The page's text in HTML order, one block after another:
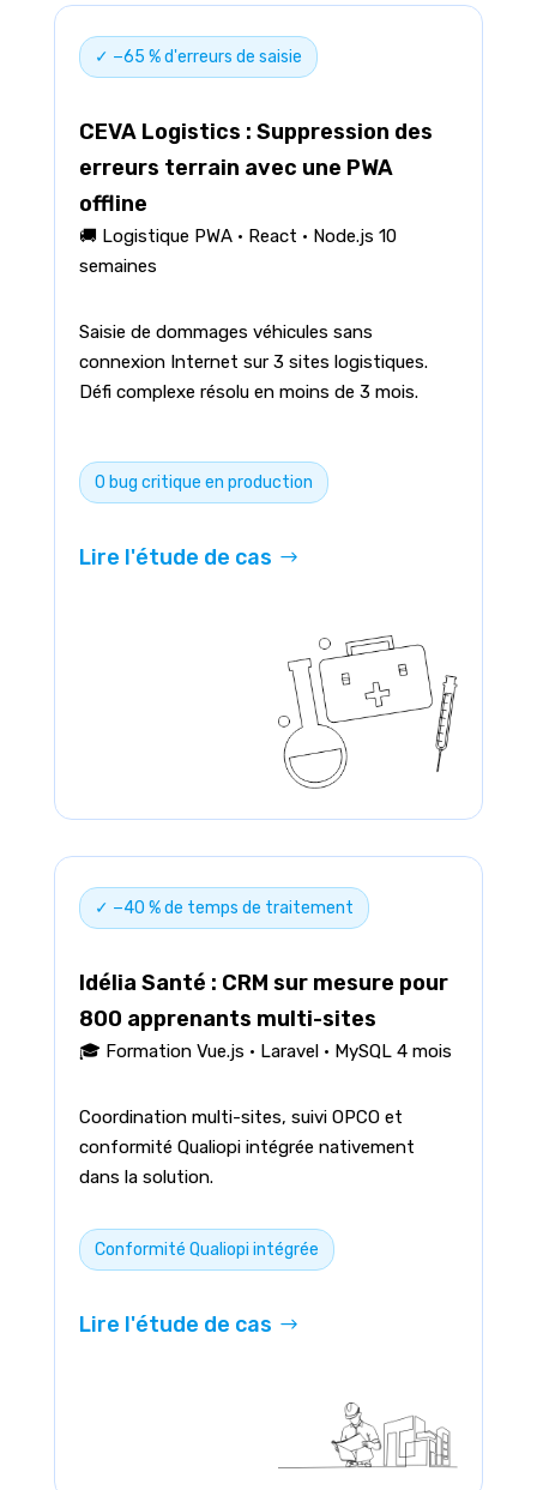
✓ −65 % d'erreurs de saisie
CEVA Logistics : Suppression des
erreurs terrain avec une PWA
offline
🚚 Logistique PWA · React · Node.js 10
semaines
Saisie de dommages véhicules sans
connexion Internet sur 3 sites logistiques.
Défi complexe résolu en moins de 3 mois.
0 bug critique en production
Lire l'étude de cas
✓ −40 % de temps de traitement
Idélia Santé : CRM sur mesure pour
800 apprenants multi-sites
🎓 Formation Vue.js · Laravel · MySQL 4 mois
Coordination multi-sites, suivi OPCO et
conformité Qualiopi intégrée nativement
dans la solution.
Conformité Qualiopi intégrée
Lire l'étude de cas